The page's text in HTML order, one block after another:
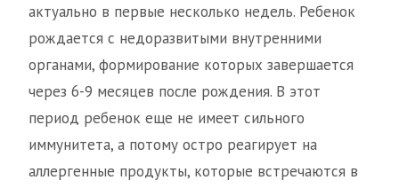
актуально в первые несколько недель. Ребенок
рождается с недоразвитыми внутренними
органами, формирование которых завершается
через 6-9 месяцев после рождения. В этот
период ребенок еще не имеет сильного
иммунитета, а потому остро реагирует на
аллергенные продукты, которые встречаются в